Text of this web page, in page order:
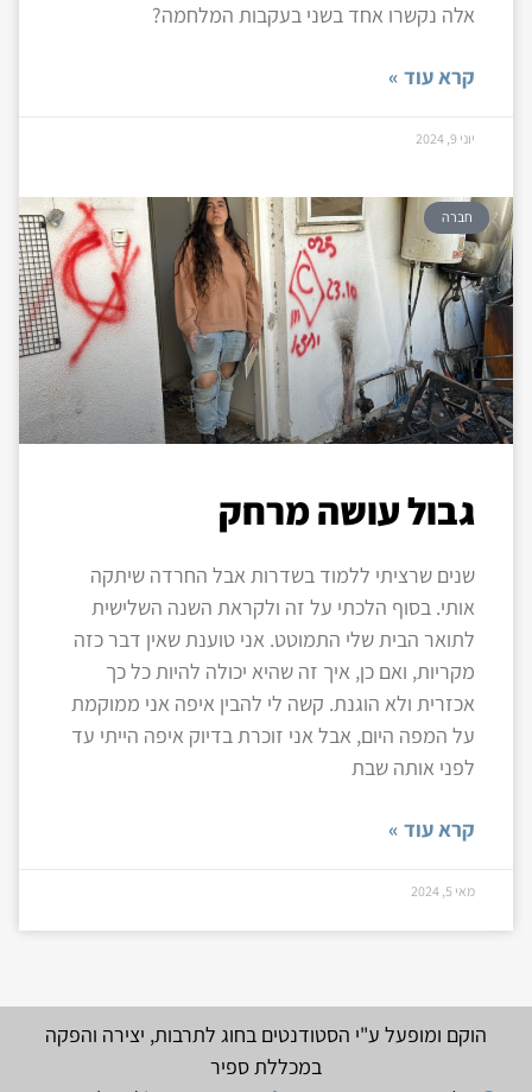
אלה נקשרו אחד בשני בעקבות המלחמה?
קרא עוד »
יוני 9, 2024
חברה
גבול עושה מרחק
שנים שרציתי ללמוד בשדרות אבל החרדה שיתקה
אותי. בסוף הלכתי על זה ולקראת השנה השלישית
לתואר הבית שלי התמוטט. אני טוענת שאין דבר כזה
מקריות, ואם כן, איך זה שהיא יכולה להיות כל כך
אכזרית ולא הוגנת. קשה לי להבין איפה אני ממוקמת
על המפה היום, אבל אני זוכרת בדיוק איפה הייתי עד
לפני אותה שבת
קרא עוד »
מאי 5, 2024
הוקם ומופעל ע"י הסטודנטים בחוג לתרבות, יצירה והפקה
במכללת ספיר